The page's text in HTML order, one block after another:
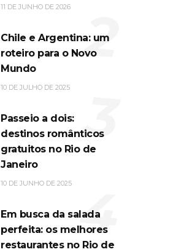
11 DE JUNHO DE 2026
Chile e Argentina: um
roteiro para o Novo
Mundo
10 DE JULHO DE 2025
2
Passeio a dois:
destinos românticos
gratuitos no Rio de
Janeiro
10 DE JUNHO DE 2025
3
Em busca da salada
perfeita: os melhores
restaurantes no Rio de
4